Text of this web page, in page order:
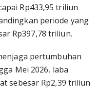
Rp433,95 triliun
periode yang
Rp397,78 triliun.
pertumbuhan
Mei 2026, laba
sebesar Rp2,39 triliun